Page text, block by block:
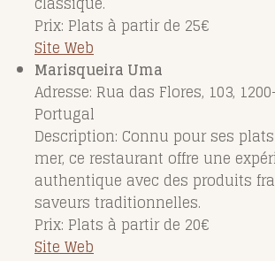
Prix: Plats à partir de 25€
Site Web
Marisqueira Uma
Adresse: Rua das Flores, 103,
Portugal
Description: Connu pour ses
mer, ce restaurant offre une
authentique avec des produits
saveurs traditionnelles.
Prix: Plats à partir de 20€
Site Web